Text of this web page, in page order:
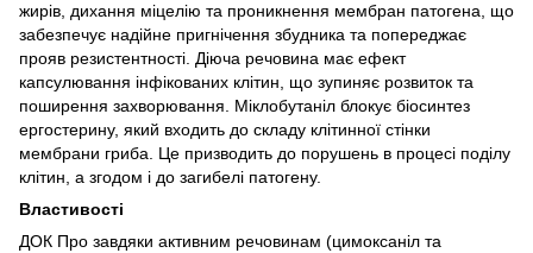
жирів, дихання міцелію та проникнення мембран патогена, що
забезпечує надійне пригнічення збудника та попереджає
прояв резистентності. Діюча речовина має ефект
капсулювання інфікованих клітин, що зупиняє розвиток та
поширення захворювання. Міклобутаніл блокує біосинтез
ергостерину, який входить до складу клітинної стінки
мембрани гриба. Це призводить до порушень в процесі поділу
клітин, а згодом і до загибелі патогену.
Властивості
ДОК Про завдяки активним речовинам (цимоксаніл та